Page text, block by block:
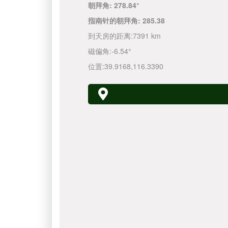
朝拜角: 278.84°
指南针的朝拜角: 285.38
到天房的距离:7391 km
磁偏角:-6.54°
位置:39.9168,116.3390